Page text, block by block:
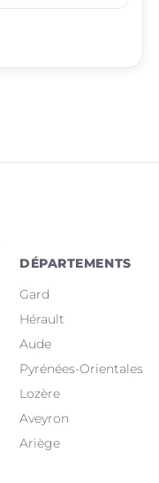
DÉPARTEMENTS
Gard
Hérault
Aude
Pyrénées-Orientales
Lozère
Aveyron
Ariège